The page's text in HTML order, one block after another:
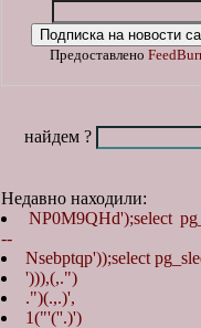
Предоставлено
найдем ?
Недавно находили:
NP0M9QHd');select
--
Nsebptqp'));select
'))),(,.")
.")(.,.)',
1("'(''.)')